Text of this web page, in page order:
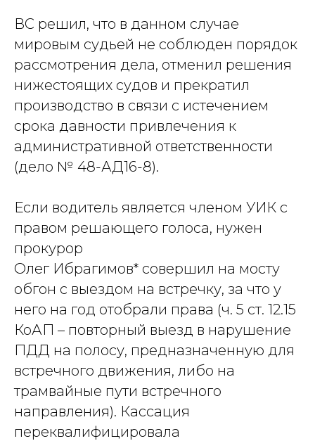
ВС решил, что в данном случае
мировым судьей не соблюден порядок
рассмотрения дела, отменил решения
нижестоящих судов и прекратил
производство в связи с истечением
срока давности привлечения к
административной ответственности
(дело № 48-АД16-8).
Если водитель является членом УИК с
правом решающего голоса, нужен
прокурор
Олег Ибрагимов* совершил на мосту
обгон с выездом на встречку, за что у
него на год отобрали права (ч. 5 ст. 12.15
КоАП – повторный выезд в нарушение
ПДД на полосу, предназначенную для
встречного движения, либо на
трамвайные пути встречного
направления). Кассация
переквалифицировала